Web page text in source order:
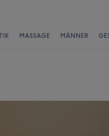
MASSAGE MÄNNER